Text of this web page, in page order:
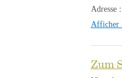
Adresse :
Afficher
Zum